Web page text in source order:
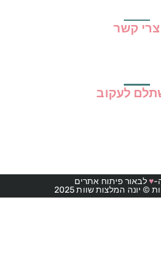
צרי קשר
לעקוב
♥לבאור פיתוח אתרים
© יונה המלצות שוות 2025